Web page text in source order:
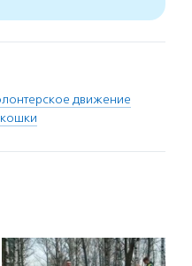
движение